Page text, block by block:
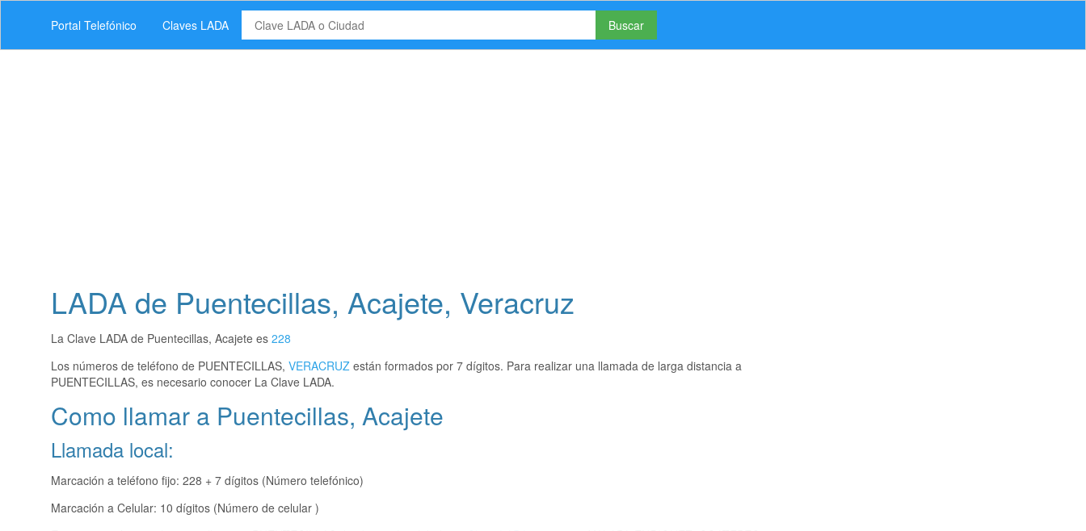
Portal Telefónico Claves LADA Buscar
LADA de Puentecillas, Acajete, Veracruz
La Clave LADA de Puentecillas, Acajete es 228
Los números de teléfono de PUENTECILLAS, VERACRUZ están formados por 7 dígitos. Para realizar una llamada de larga distancia a
PUENTECILLAS, es necesario conocer La Clave LADA.
Como llamar a Puentecillas, Acajete
Llamada local:
Marcación a teléfono fijo: 228 + 7 dígitos (Número telefónico)
Marcación a Celular: 10 dígitos (Número de celular )